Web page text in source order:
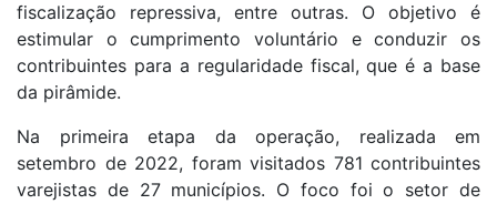
fiscalização repressiva, entre outras. O objetivo é
estimular o cumprimento voluntário e conduzir os
contribuintes para a regularidade fiscal, que é a base
da pirâmide.
Na primeira etapa da operação, realizada em
setembro de 2022, foram visitados 781 contribuintes
varejistas de 27 municípios. O foco foi o setor de